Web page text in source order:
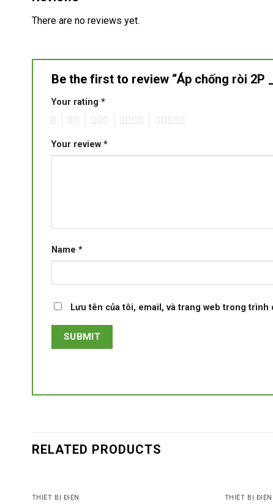
There are no reviews yet.
Be the first to review “Áp chống ròi 2P
Your rating *
Your review *
Name *
Lưu tên của tôi, email, và trang web trong
RELATED PRODUCTS
THIẾT BỊ ĐIỆN THIẾT BỊ ĐIỆN